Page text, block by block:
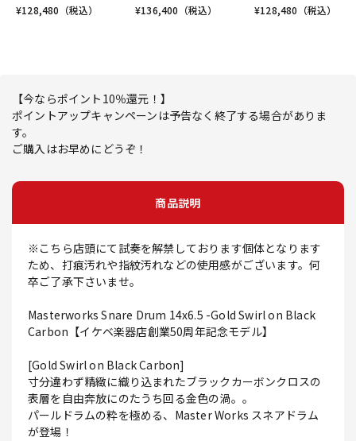
¥128,480 （税込）
¥136,400 （税込）
¥128,480 （税込）
【今ならポイント10％還元！】
ポイントアップキャンペーンは予告なく終了する場合がありま
す。
ご購入はお早めにどうぞ！
商品説明
※こちら店頭にて試奏を解禁しております個体となります
ため、打痕汚れや指紋汚れなどの使用感がございます。何
卒ご了承下さいませ。
Masterworks Snare Drum 14x6.5 -Gold Swirl on Black
Carbon【イケベ楽器店創業50周年記念モデル】
[Gold Swirl on Black Carbon]
寸分違わず精緻に織り込まれたブラックカーボンクロスの
表層を自由奔放にのたうち回る金色の渦。。
パールドラムの粋を極める、Master Works スネアドラム
が登場！